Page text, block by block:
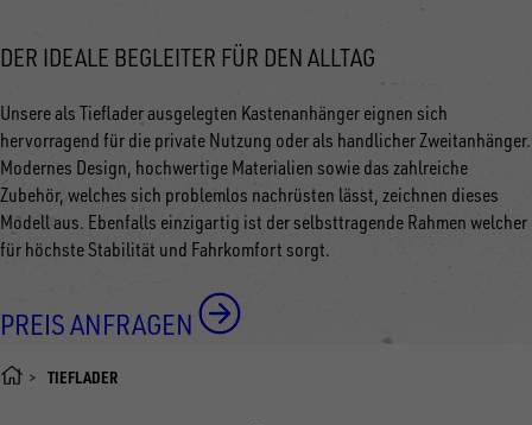
DER IDEALE BEGLEITER FÜR DEN ALLTAG
Unsere als Tieflader ausgelegten Kastenanhänger eignen sich
hervorragend für die private Nutzung oder als handlicher Zweitanhänger.
Modernes Design, hochwertige Materialien sowie das zahlreiche
Zubehör, welches sich problemlos nachrüsten lässt, zeichnen dieses
Modell aus. Ebenfalls einzigartig ist der selbsttragende Rahmen welcher
für höchste Stabilität und Fahrkomfort sorgt.
PREIS ANFRAGEN
TIEFLADER